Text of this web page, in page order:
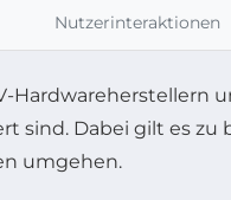
Nutzerinteraktionen
Hardwareherstellern
sind. Dabei gilt es
umgehen.